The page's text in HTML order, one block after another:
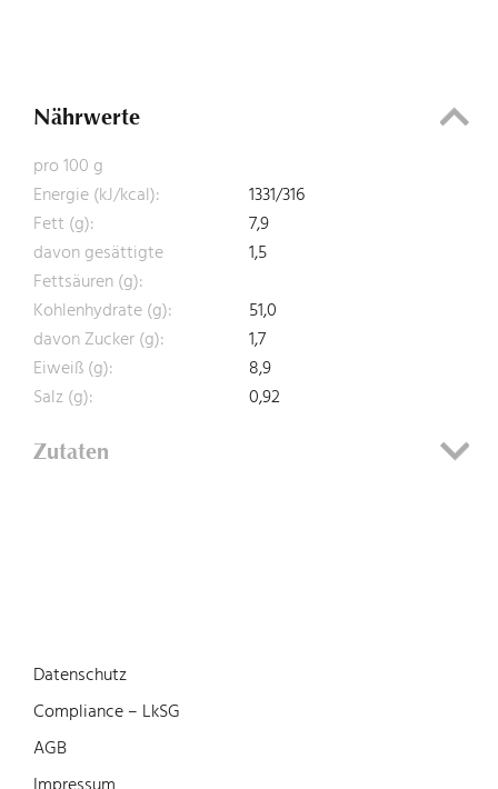
Nährwerte
pro 100 g
Energie (kJ/kcal):
1331/316
Fett (g):
7,9
davon gesättigte
Fettsäuren (g):
1,5
Kohlenhydrate (g):
51,0
davon Zucker (g):
1,7
Eiweiß (g):
8,9
Salz (g):
0,92
Zutaten
Datenschutz
Compliance – LkSG
AGB